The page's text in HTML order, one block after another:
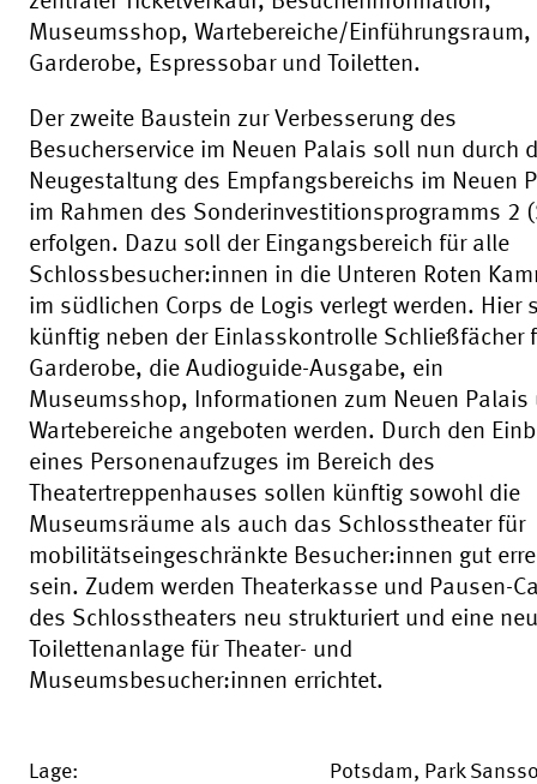
Museumsshop, Wartebereiche/Einführungsraum,
Garderobe, Espressobar und Toiletten.
Der zweite Baustein zur Verbesserung des
Besucherservice im Neuen Palais soll nun durch
Neugestaltung des Empfangsbereichs im Neuen
im Rahmen des Sonderinvestitionsprogramms 2
erfolgen. Dazu soll der Eingangsbereich für alle
Schlossbesucher:innen in die Unteren Roten
im südlichen Corps de Logis verlegt werden. Hier
künftig neben der Einlasskontrolle Schließfächer
Garderobe, die Audioguide-Ausgabe, ein
Museumsshop, Informationen zum Neuen Palais
Wartebereiche angeboten werden. Durch den
eines Personenaufzuges im Bereich des
Theatertreppenhauses sollen künftig sowohl die
Museumsräume als auch das Schlosstheater für
mobilitätseingeschränkte Besucher:innen gut
sein. Zudem werden Theaterkasse und Pausen-
des Schlosstheaters neu strukturiert und eine
Toilettenanlage für Theater- und
Museumsbesucher:innen errichtet.
Lage: Potsdam, Park